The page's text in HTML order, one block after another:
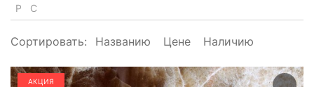
Р
С
Сортировать: Названию Цене Наличию
АКЦИЯ